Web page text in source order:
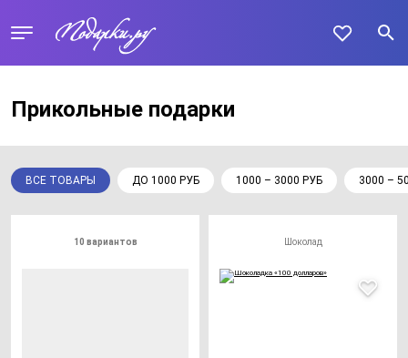
Прикольные подарки
ВСЕ ТОВАРЫ ДО 1000 РУБ 1000 – 3000 РУБ 3000 –
10 вариантов Шоколад